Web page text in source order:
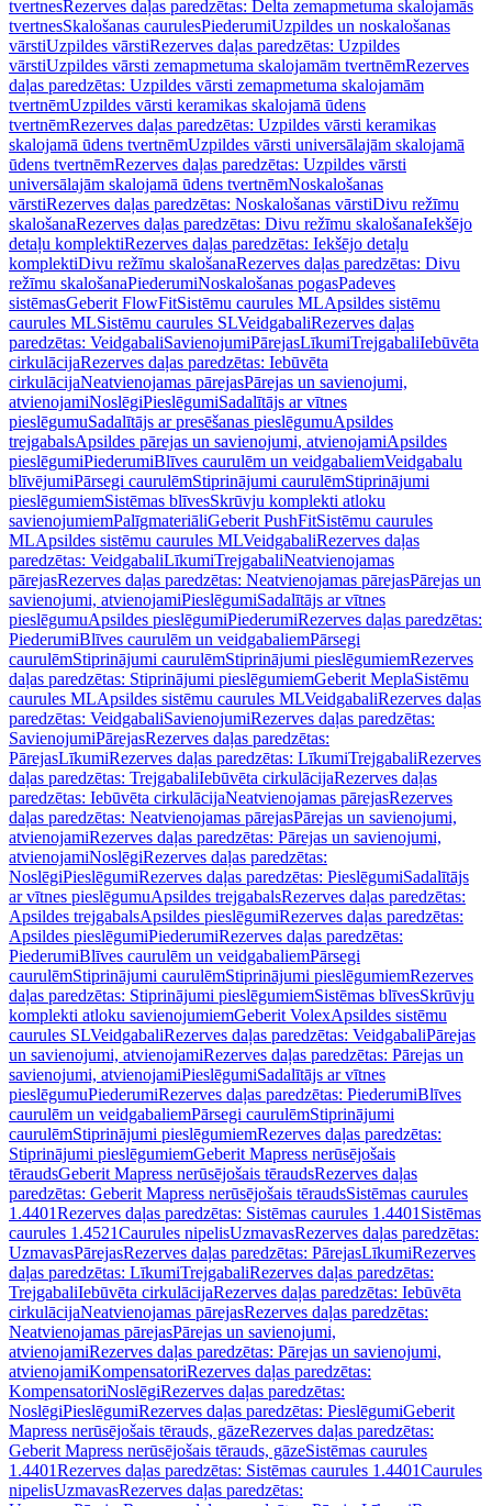
tvertnesRezerves daļas paredzētas: Delta zemapmetuma skalojamās
tvertnesSkalošanas caurulesPiederumiUzpildes un noskalošanas
vārstiUzpildes vārstiRezerves daļas paredzētas: Uzpildes
vārstiUzpildes vārsti zemapmetuma skalojamām tvertnēmRezerves
daļas paredzētas: Uzpildes vārsti zemapmetuma skalojamām
tvertnēmUzpildes vārsti keramikas skalojamā ūdens
tvertnēmRezerves daļas paredzētas: Uzpildes vārsti keramikas
skalojamā ūdens tvertnēmUzpildes vārsti universālajām skalojamā
ūdens tvertnēmRezerves daļas paredzētas: Uzpildes vārsti
universālajām skalojamā ūdens tvertnēmNoskalošanas
vārstiRezerves daļas paredzētas: Noskalošanas vārstiDivu režīmu
skalošanaRezerves daļas paredzētas: Divu režīmu skalošanaIekšējo
detaļu komplektiRezerves daļas paredzētas: Iekšējo detaļu
komplektiDivu režīmu skalošanaRezerves daļas paredzētas: Divu
režīmu skalošanaPiederumiNoskalošanas pogasPadeves
sistēmasGeberit FlowFitSistēmu caurules MLApsildes sistēmu
caurules MLSistēmu caurules SLVeidgabaliRezerves daļas
paredzētas: VeidgabaliSavienojumiPārejasLīkumiTrejgabaliIebūvēta
cirkulācijaRezerves daļas paredzētas: Iebūvēta
cirkulācijaNeatvienojamas pārejasPārejas un savienojumi,
atvienojamiNoslēgiPieslēgumiSadalītājs ar vītnes
pieslēgumuSadalītājs ar presēšanas pieslēgumuApsildes
trejgabalsApsildes pārejas un savienojumi, atvienojamiApsildes
pieslēgumiPiederumiBlīves caurulēm un veidgabaliemVeidgabalu
blīvējumiPārsegi caurulēmStiprinājumi caurulēmStiprinājumi
pieslēgumiemSistēmas blīvesSkrūvju komplekti atloku
savienojumiemPalīgmateriāliGeberit PushFitSistēmu caurules
MLApsildes sistēmu caurules MLVeidgabaliRezerves daļas
paredzētas: VeidgabaliLīkumiTrejgabaliNeatvienojamas
pārejasRezerves daļas paredzētas: Neatvienojamas pārejasPārejas un
savienojumi, atvienojamiPieslēgumiSadalītājs ar vītnes
pieslēgumuApsildes pieslēgumiPiederumiRezerves daļas paredzētas:
PiederumiBlīves caurulēm un veidgabaliemPārsegi
caurulēmStiprinājumi caurulēmStiprinājumi pieslēgumiemRezerves
daļas paredzētas: Stiprinājumi pieslēgumiemGeberit MeplaSistēmu
caurules MLApsildes sistēmu caurules MLVeidgabaliRezerves daļas
paredzētas: VeidgabaliSavienojumiRezerves daļas paredzētas:
SavienojumiPārejasRezerves daļas paredzētas:
PārejasLīkumiRezerves daļas paredzētas: LīkumiTrejgabaliRezerves
daļas paredzētas: TrejgabaliIebūvēta cirkulācijaRezerves daļas
paredzētas: Iebūvēta cirkulācijaNeatvienojamas pārejasRezerves
daļas paredzētas: Neatvienojamas pārejasPārejas un savienojumi,
atvienojamiRezerves daļas paredzētas: Pārejas un savienojumi,
atvienojamiNoslēgiRezerves daļas paredzētas:
NoslēgiPieslēgumiRezerves daļas paredzētas: PieslēgumiSadalītājs
ar vītnes pieslēgumuApsildes trejgabalsRezerves daļas paredzētas:
Apsildes trejgabalsApsildes pieslēgumiRezerves daļas paredzētas:
Apsildes pieslēgumiPiederumiRezerves daļas paredzētas:
PiederumiBlīves caurulēm un veidgabaliemPārsegi
caurulēmStiprinājumi caurulēmStiprinājumi pieslēgumiemRezerves
daļas paredzētas: Stiprinājumi pieslēgumiemSistēmas blīvesSkrūvju
komplekti atloku savienojumiemGeberit VolexApsildes sistēmu
caurules SLVeidgabaliRezerves daļas paredzētas: VeidgabaliPārejas
un savienojumi, atvienojamiRezerves daļas paredzētas: Pārejas un
savienojumi, atvienojamiPieslēgumiSadalītājs ar vītnes
pieslēgumuPiederumiRezerves daļas paredzētas: PiederumiBlīves
caurulēm un veidgabaliemPārsegi caurulēmStiprinājumi
caurulēmStiprinājumi pieslēgumiemRezerves daļas paredzētas:
Stiprinājumi pieslēgumiemGeberit Mapress nerūsējošais
tēraudsGeberit Mapress nerūsējošais tēraudsRezerves daļas
paredzētas: Geberit Mapress nerūsējošais tēraudsSistēmas caurules
1.4401Rezerves daļas paredzētas: Sistēmas caurules 1.4401 Sistēmas
caurules 1.4521Caurules nipelisUzmavasRezerves daļas paredzētas:
UzmavasPārejasRezerves daļas paredzētas: PārejasLīkumiRezerves
daļas paredzētas: LīkumiTrejgabaliRezerves daļas paredzētas:
TrejgabaliIebūvēta cirkulācijaRezerves daļas paredzētas: Iebūvēta
cirkulācijaNeatvienojamas pārejasRezerves daļas paredzētas:
Neatvienojamas pārejasPārejas un savienojumi,
atvienojamiRezerves daļas paredzētas: Pārejas un savienojumi,
atvienojamiKompensatoriRezerves daļas paredzētas:
KompensatoriNoslēgiRezerves daļas paredzētas:
NoslēgiPieslēgumiRezerves daļas paredzētas: PieslēgumiGeberit
Mapress nerūsējošais tērauds, gāzeRezerves daļas paredzētas:
Geberit Mapress nerūsējošais tērauds, gāzeSistēmas caurules
1.4401Rezerves daļas paredzētas: Sistēmas caurules 1.4401Caurules
nipelisUzmavasRezerves daļas paredzētas: